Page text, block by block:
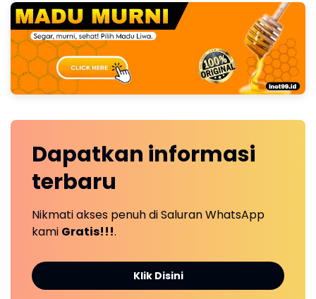
Dapatkan informasi
terbaru
Nikmati akses penuh di Saluran WhatsApp
kami Gratis!!!.
Klik Disini